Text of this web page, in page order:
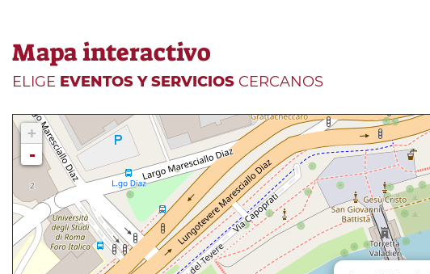
Mapa interactivo
ELIGE EVENTOS Y SERVICIOS CERCANOS
+
-